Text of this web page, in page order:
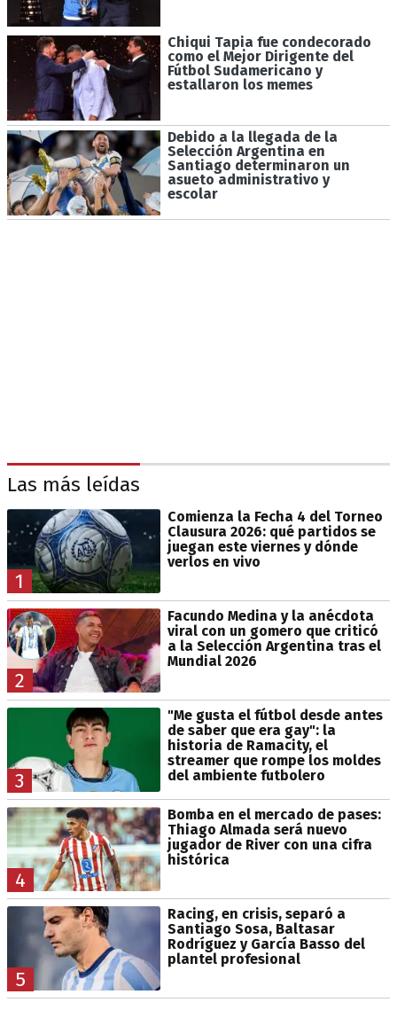
Chiqui Tapia fue condecorado
como el Mejor Dirigente del
Fútbol Sudamericano y
estallaron los memes
Debido a la llegada de la
Selección Argentina en
Santiago determinaron un
asueto administrativo y
escolar
Las más leídas
1
Comienza la Fecha 4 del Torneo
Clausura 2026: qué partidos se
juegan este viernes y dónde
verlos en vivo
2
Facundo Medina y la anécdota
viral con un gomero que criticó
a la Selección Argentina tras el
Mundial 2026
3
"Me gusta el fútbol desde antes
de saber que era gay": la
historia de Ramacity, el
streamer que rompe los moldes
del ambiente futbolero
4
Bomba en el mercado de pases:
Thiago Almada será nuevo
jugador de River con una cifra
histórica
5
Racing, en crisis, separó a
Santiago Sosa, Baltasar
Rodríguez y García Basso del
plantel profesional